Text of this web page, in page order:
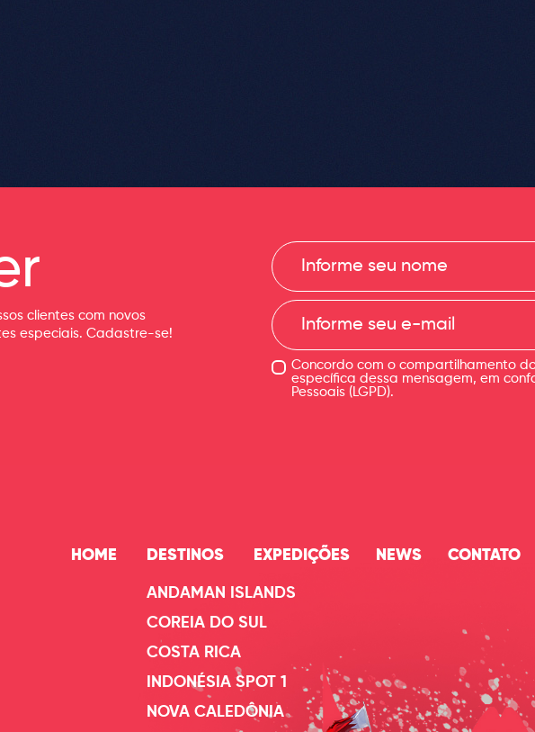
clientes com novos
especiais. Cadastre-se!
Informe
seu
nome
Informe
seu
e-
mailConcordo com o compartilhamento
específica dessa mensagem, em
Pessoais (LGPD).
HOME DESTINOS
ANDAMAN ISLANDS
COREIA DO SUL
COSTA RICA
INDONÉSIA SPOT 1
NOVA CALEDÔNIA
EXPEDIÇÕES NEWS CONTATO